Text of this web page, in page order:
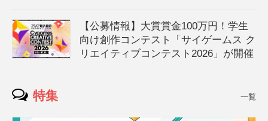
【公募情報】大賞賞金100万円！学生
向け創作コンテスト「サイゲームス ク
リエイティブコンテスト2026」が開催
特集 一覧